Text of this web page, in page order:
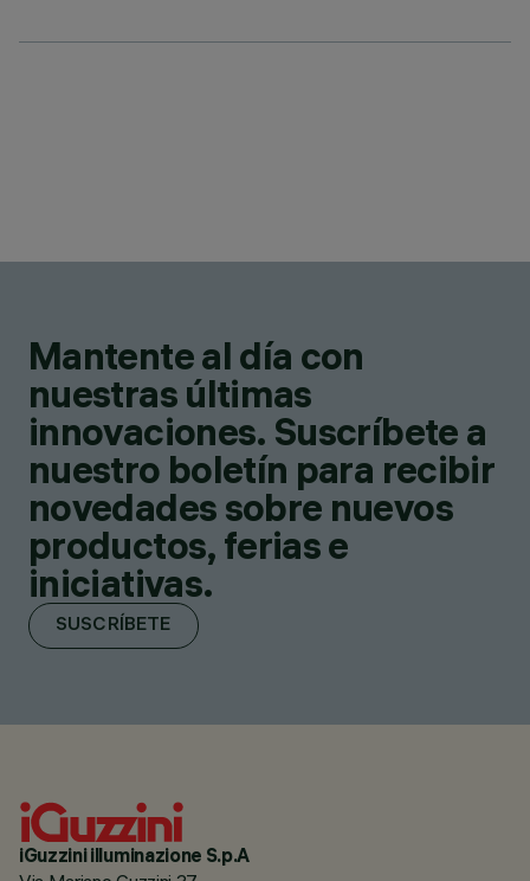
Mantente al día con
nuestras últimas
innovaciones. Suscríbete a
nuestro boletín para recibir
novedades sobre nuevos
productos, ferias e
iniciativas.
SUSCRÍBETE
iGuzzini illuminazione S.p.A